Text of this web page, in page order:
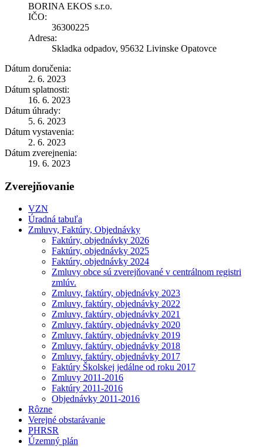
BORINA EKOS s.r.o.
IČO:
36300225
Adresa:
Skladka odpadov, 95632 Livinske Opatovce
Dátum doručenia:
2. 6. 2023
Dátum splatnosti:
16. 6. 2023
Dátum úhrady:
5. 6. 2023
Dátum vystavenia:
2. 6. 2023
Dátum zverejnenia:
19. 6. 2023
Zverejňovanie
VZN
Úradná tabuľa
Zmluvy, Faktúry, Objednávky
Faktúry, objednávky 2026
Faktúry, objednávky 2025
Faktúry, objednávky 2024
Zmluvy obce sú zverejňované v centrálnom registri
zmlúv.
Zmluvy, faktúry, objednávky 2023
Zmluvy, faktúry, objednávky 2022
Zmluvy, faktúry, objednávky 2021
Zmluvy, faktúry, objednávky 2020
Zmluvy, faktúry, objednávky 2019
Zmluvy, faktúry, objednávky 2018
Zmluvy, faktúry, objednávky 2017
Faktúry Školskej jedálne od roku 2017
Zmluvy 2011-2016
Faktúry 2011-2016
Objednávky 2011-2016
Rôzne
Verejné obstarávanie
PHRSR
Územný plán